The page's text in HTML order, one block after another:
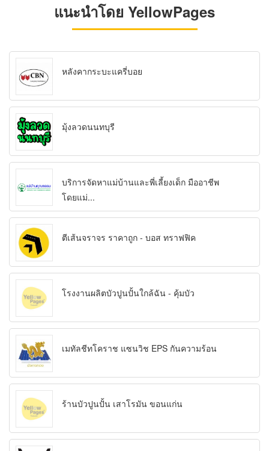
แนะนำโดย YellowPages
หลังคากระบะแครี่บอย
มุ้งลวดนนทบุรี
บริการจัดหาแม่บ้านและพี่เลี้ยงเด็ก มืออาชีพ
โดยแม่...
ตีเส้นจราจร ราคาถูก - บอส ทราฟฟิค
โรงงานผลิตบัวปูนปั้นใกล้ฉัน - คุ้มบัว
เมทัลชีทโคราช แซนวิช EPS กันความร้อน
ร้านบัวปูนปั้น เสาโรมัน ขอนแก่น